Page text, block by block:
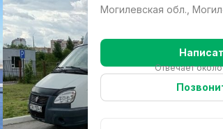
Могилевская обл.,
Отвечает